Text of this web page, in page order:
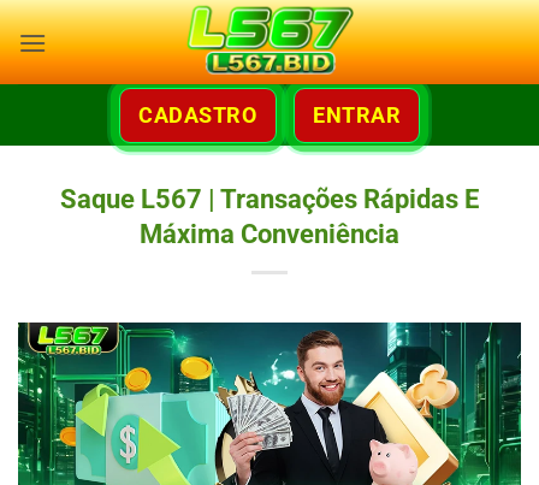
Skip
to
content
CADASTRO ENTRAR
Saque L567 | Transações Rápidas E
Máxima Conveniência